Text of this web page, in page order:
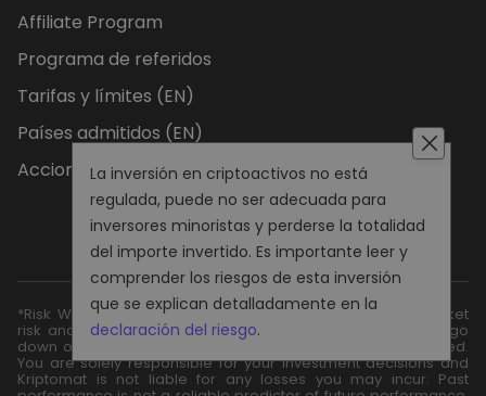
Affiliate Program
Programa de referidos
Tarifas y límites (EN)
Países admitidos (EN)
Acciones admitidas (EN)
*Risk Warning: Digital asset prices are subject to high market
risk and price volatility. The value of your investment may go
down or up, and you may not get back the amount invested.
You are solely responsible for your investment decisions and
Kriptomat is not liable for any losses you may incur. Past
La inversión en criptoactivos no está
regulada, puede no ser adecuada para
inversores minoristas y perderse la totalidad
del importe invertido. Es importante leer y
comprender los riesgos de esta inversión
que se explican detalladamente en la
declaración del riesgo.